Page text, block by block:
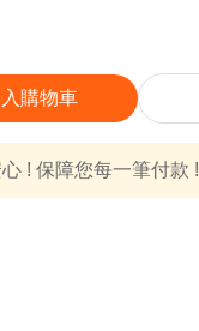
購物車
! 保障您每一筆付款 !